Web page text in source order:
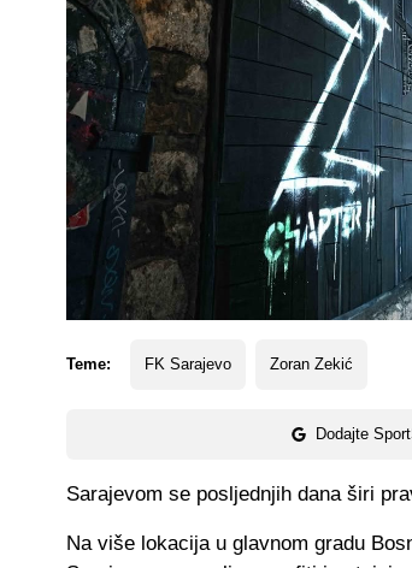
Teme: FK Sarajevo Zoran Zekić
Dodajte
Sarajevom se posljednjih dana širi
Na više lokacija u glavnom gradu